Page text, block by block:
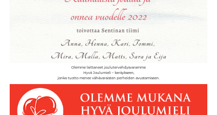
Olemme laittaneet joulutervehdysvaramme
Hyvä Joulumieli – keräykseen,
jonka tuotto menee vähävaraisten perheiden avustamiseen.